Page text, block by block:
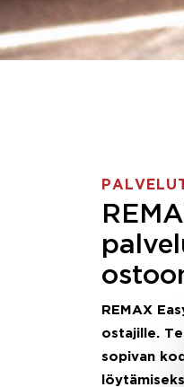
REMAX
ostajille.
sopivan